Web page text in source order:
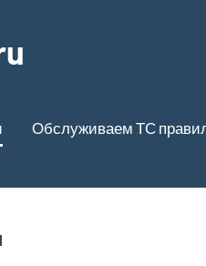
Обслуживаем ТС